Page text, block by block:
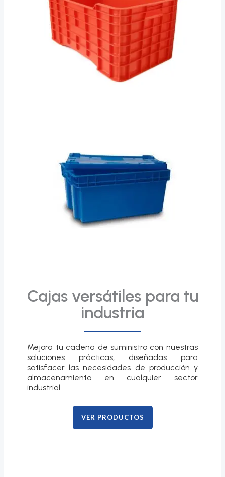
Cajas versátiles para tu
industria
Mejora tu cadena de suministro con nuestras
soluciones prácticas, diseñadas para
satisfacer las necesidades de producción y
almacenamiento en cualquier sector
industrial.
VER PRODUCTOS